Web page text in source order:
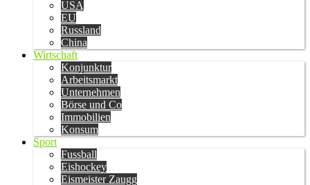
USA
EU
Russland
China
Wirtschaft
Konjunktur
Arbeitsmarkt
Unternehmen
Börse und Co
Immobilien
Konsum
Sport
Fussball
Eishockey
Eismeister Zaugg